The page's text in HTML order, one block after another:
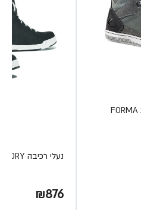
נעלי רכיבה SWIFT DRY מבית FORMA
₪876